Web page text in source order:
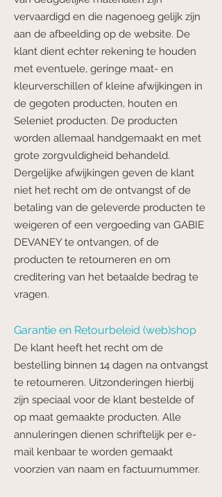
vervaardigd en die nagenoeg gelijk zijn
aan de afbeelding op de website. De
klant dient echter rekening te houden
met eventuele, geringe maat- en
kleurverschillen of kleine afwijkingen in
de gegoten producten, houten en
Seleniet producten. De producten
worden allemaal handgemaakt en met
grote zorgvuldigheid behandeld.
Dergelijke afwijkingen geven de klant
niet het recht om de ontvangst of de
betaling van de geleverde producten te
weigeren of een vergoeding van GABIE
DEVANEY te ontvangen, of de
producten te retourneren en om
creditering van het betaalde bedrag te
vragen.
Garantie en Retourbeleid (web)shop
De klant heeft het recht om de
bestelling binnen 14 dagen na ontvangst
te retourneren. Uitzonderingen hierbij
zijn speciaal voor de klant bestelde of
op maat gemaakte producten. Alle
annuleringen dienen schriftelijk per e-
mail kenbaar te worden gemaakt
voorzien van naam en factuurnummer.